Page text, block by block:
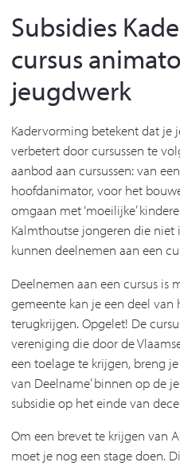
Subsidies
cursus
jeugdwerk
Kadervorming betekent dat je
verbetert door cursussen te
aanbod aan cursussen: van
hoofdanimator, voor het
omgaan met ‘moeilijke’
Kalmthoutse jongeren die
kunnen deelnemen aan een
Deelnemen aan een cursus is
gemeente kan je een deel
terugkrijgen. Opgelet! De
vereniging die door de
een toelage te krijgen, breng
van Deelname’ binnen op de
subsidie op het einde van
Om een brevet te krijgen van
moet je nog een stage doen.